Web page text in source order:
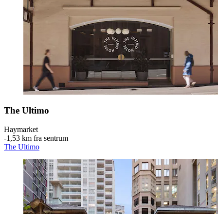
The Ultimo
Haymarket
‐1,53 km fra sentrum
The Ultimo